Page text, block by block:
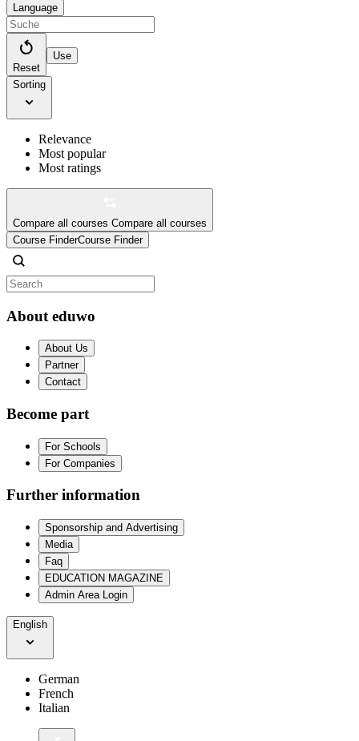
Language
Reset
Use
Sorting
Relevance
Most popular
Most ratings
Compare all courses Compare all courses
Course FinderCourse Finder
About eduwo
About Us
Partner
Contact
Become part
For Schools
For Companies
Further information
Sponsorship and Advertising
Media
Faq
EDUCATION MAGAZINE
Admin Area Login
English
German
French
Italian